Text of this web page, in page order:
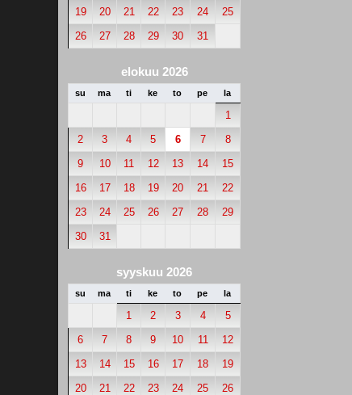
19
20 21 22 23 24
25
26
27 28 29 30 31
elokuu 2026
su ma ti ke to pe la
1
2
3 4 5 6 7
8
9
10 11 12 13 14
15
16
17 18 19 20 21
22
23
24 25 26 27 28
29
30
31
syyskuu 2026
su ma ti ke to pe la
1 2 3 4
5
6
7 8 9 10 11
12
13
14 15 16 17 18
19
20
21 22 23 24 25 26